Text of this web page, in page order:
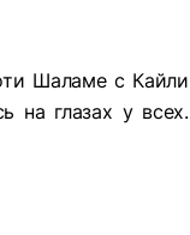
Шаламе с Кайли
на глазах у всех.